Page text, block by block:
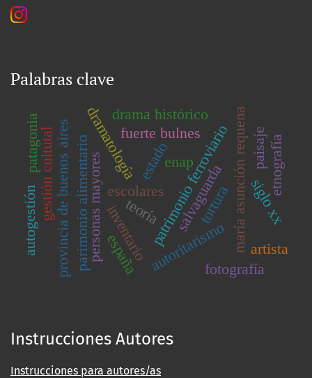
Palabras clave
escolares
parimonio alimentario patrimonio ferroviario
dramatologíadrama histórico maría asunción requena
fuerte bulnes
personas mayores salvaguarda
inventario
estado
autoritarismo
provincia de buenos aires fotografía
gestión cultutal siglo xx
españa
etnografía
paisaje
enap
autogestión tortura
teoría
patagonia
artista
Instrucciones Autores
Instrucciones para autores/as